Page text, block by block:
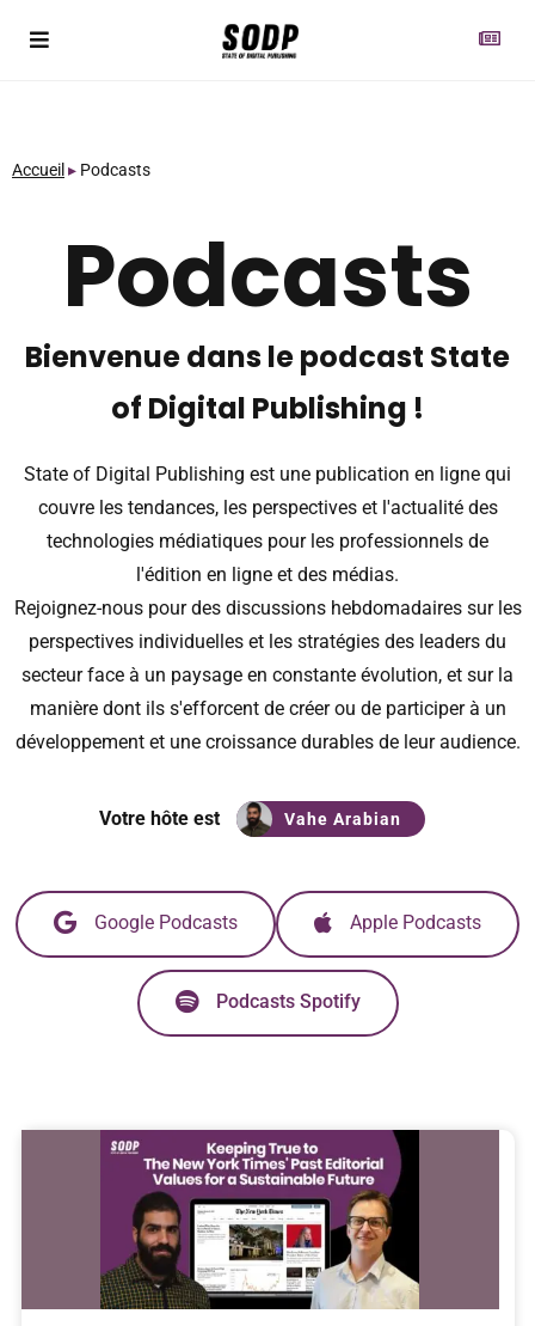
Accueil ▸ Podcasts
Podcasts
Bienvenue dans le podcast State
of Digital Publishing !
State of Digital Publishing est une publication en ligne qui
couvre les tendances, les perspectives et l'actualité des
technologies médiatiques pour les professionnels de
l'édition en ligne et des médias.
Rejoignez-nous pour des discussions hebdomadaires sur les
perspectives individuelles et les stratégies des leaders du
secteur face à un paysage en constante évolution, et sur la
manière dont ils s'efforcent de créer ou de participer à un
développement et une croissance durables de leur audience.
Votre hôte est Vahe Arabian
Google Podcasts Apple Podcasts
Podcasts Spotify